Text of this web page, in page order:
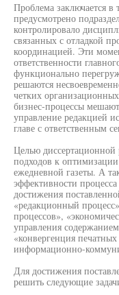
Проблема заключается в
предусмотрено
контролировало
связанных с отладкой
координацией. Эти
ответственности
функционально
решаются
четких
бизнес-процессы
управление редакцией
главе с ответственным
Целью диссертационной
подходов к оптимизации
ежедневной газеты. А
эффективности
достижения
«редакционный
процессов»,
управления
«конвергенция
информационно-
Для достижения
решить следующие